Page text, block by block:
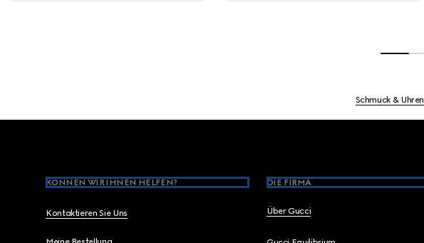
Schmuck & Uhren
KÖNNEN WIR IHNEN HELFEN?
Kontaktieren Sie Uns
DIE FIRMA
Über Gucci